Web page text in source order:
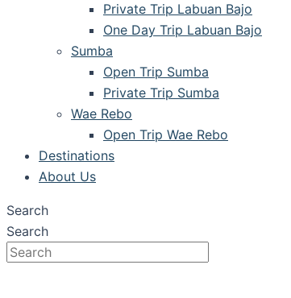
Private Trip Labuan Bajo
One Day Trip Labuan Bajo
Sumba
Open Trip Sumba
Private Trip Sumba
Wae Rebo
Open Trip Wae Rebo
Destinations
About Us
Search
Search